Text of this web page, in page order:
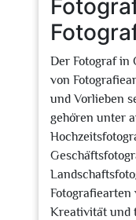
Der Fotograf in
von
und Vorlieben
gehören unter
Kreativität und